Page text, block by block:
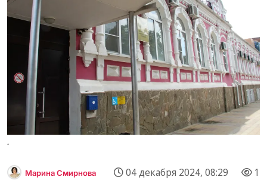
.
Марина Смирнова 04 декабря 2024, 08:29 1